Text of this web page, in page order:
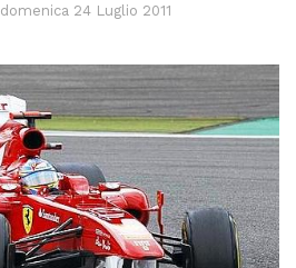
domenica 24 Luglio 2011